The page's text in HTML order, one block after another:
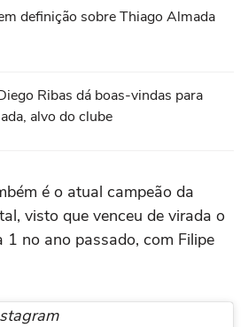
definição sobre Thiago Almada
Ribas dá boas-vindas para
alvo do clube
é o atual campeão da
visto que venceu de virada o
1 no ano passado, com Filipe